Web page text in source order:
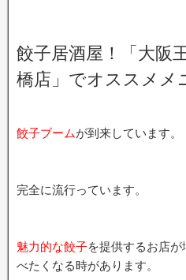
餃子居酒屋！「大
橋店」でオススメメ
餃子ブームが到来しています。
完全に流行っています。
魅力的な餃子を提供するお店
べたくなる時があります。